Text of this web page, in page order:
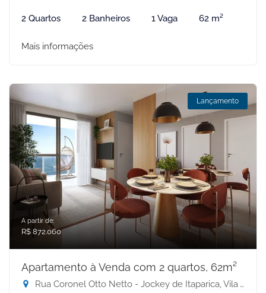
2 Quartos 2 Banheiros 1 Vaga 62 m²
Mais informações
Lançamento
A partir de:
R$ 872.060
Apartamento à Venda com 2 quartos, 62m²
Rua Coronel Otto Netto - Jockey de Itaparica, Vila Velha-ES